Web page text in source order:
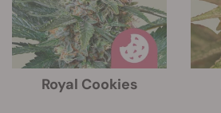
Royal Cookies